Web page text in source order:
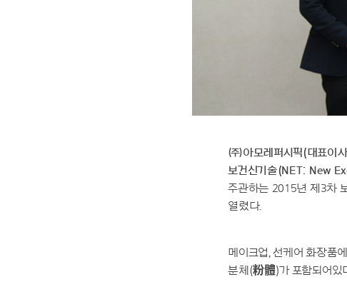
㈜아모레퍼시픽(대표이
보건신기술(NET: New
주관하는 2015년 제3차
열렸다.
메이크업, 선케어 화장품
분체(粉體)가 포함되어있